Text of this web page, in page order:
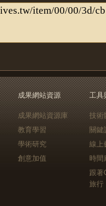
成果網站資源
成果網站資源庫
教育學習
學術研究
創意加值
工具
技術
關鍵
線上
時間
跟
旅行